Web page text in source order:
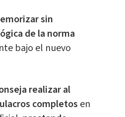
sin
de la norma
bajo el nuevo
realizar al
completos en